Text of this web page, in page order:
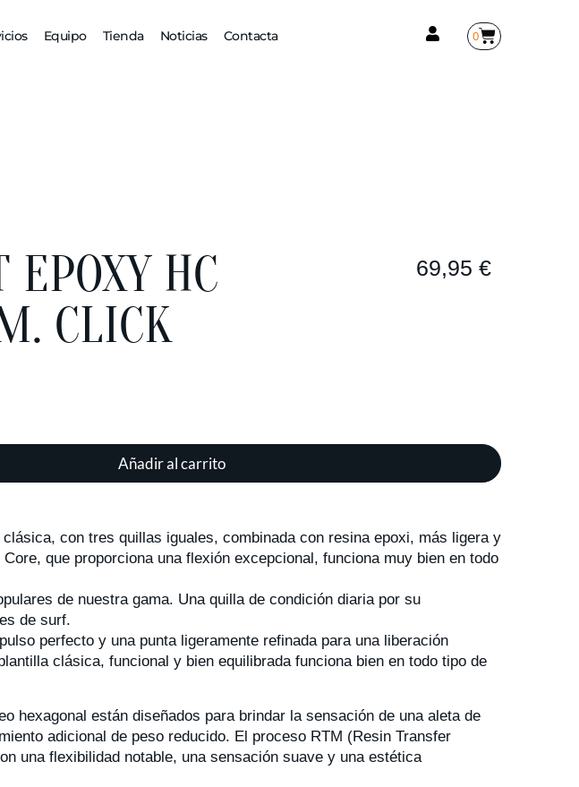
Equipo Tienda Noticias Contacta 0
HC
CLICK
69,95€
Añadir al carrito
con tres quillas iguales, combinada con resina epoxi, más ligera y
que proporciona una flexión excepcional, funciona muy bien en todo
de nuestra gama. Una quilla de condición diaria por su
de surf.
perfecto y una punta ligeramente refinada para una liberación
clásica, funcional y bien equilibrada funciona bien en todo tipo de
hexagonal están diseñados para brindar la sensación de una aleta de
adicional de peso reducido. El proceso RTM (Resin Transfer
una flexibilidad notable, una sensación suave y una estética